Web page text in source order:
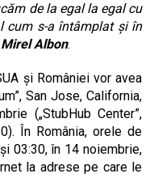
de la egal la egal cu
cum s-a întâmplat și în
Mirel Albon.
și României vor avea
San Jose, California,
(„StubHub Center”,
În România, orele de
03:30, în 14 noiembrie,
la adrese pe care le